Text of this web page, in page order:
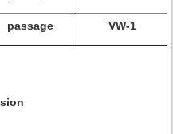
passage VW-1